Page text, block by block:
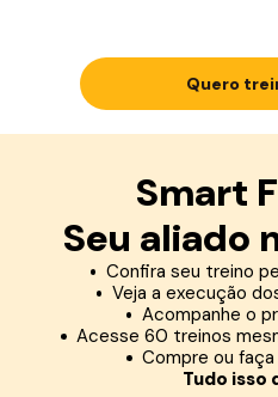
Quero
Smart
Seu aliado
Confira seu treino
Veja a execução
Acompanhe o
Acesse 60 treinos
Compre ou
Tudo isso